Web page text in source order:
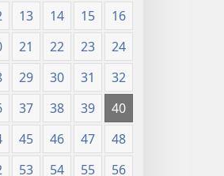
13 14 15
16
21 22 23
24
29 30 31
32
37 38 39
40
45 46 47
48
53 54 55
56